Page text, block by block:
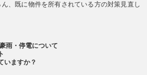
、既に物件を所有されている方の対策見直し
・停電について
いますか？